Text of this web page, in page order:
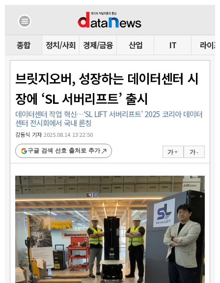
종합 정치/사회 경제/금융 산업 IT 라이프
브릿지오버, 성장하는 데이터센터 시
장에 ‘SL 서버리프트’ 출시
데이터센터 작업 혁신…‘SL LIFT 서버리프트’ 2025 코리아 데이터
센터 전시회에서 국내 론칭
강동식 기자2025.08.14 13:22:50
가 + 가 -
구글 검색 선호 출처로 추가